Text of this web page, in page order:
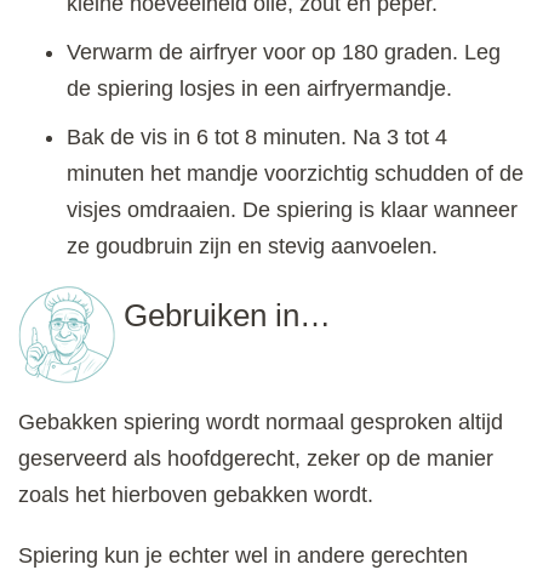
Verwarm de airfryer voor op 180 graden. Leg
de spiering losjes in een airfryermandje.
Bak de vis in 6 tot 8 minuten. Na 3 tot 4
minuten het mandje voorzichtig schudden of de
visjes omdraaien. De spiering is klaar wanneer
ze goudbruin zijn en stevig aanvoelen.
Gebruiken in…
Gebakken spiering wordt normaal gesproken altijd
geserveerd als hoofdgerecht, zeker op de manier
zoals het hierboven gebakken wordt.
Spiering kun je echter wel in andere gerechten